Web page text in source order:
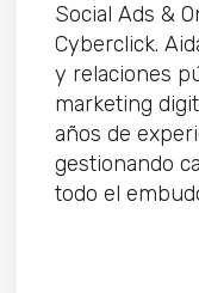
Social Ads &
Cyberclick.
y relaciones
marketing
años de
gestionando
todo el